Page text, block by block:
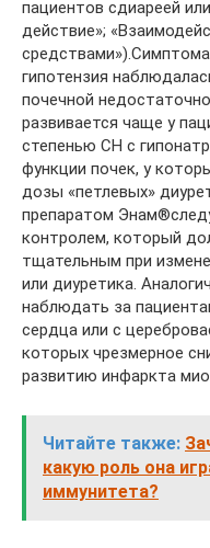
пациентов сдиареей
действие»;
гипотензия
почечной
развивается чаще у
степенью СН с
функции почек, у
дозы «петлевых»
препаратом
контролем, который
тщательным при
или диуретика.
наблюдать за
сердца или с
которых чрезмерное
развитию инфаркта
Читайте также:
какую роль она
иммунитета?